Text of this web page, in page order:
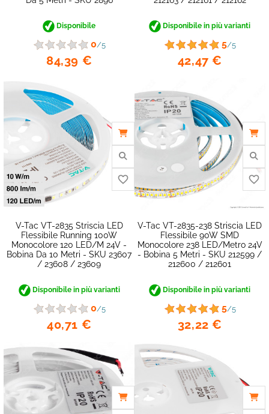
Disponibile
0/5
84,39 €
Disponibile in più varianti
5/5
42,47 €
V-Tac VT-2835 Striscia LED
Flessibile Running 100W
Monocolore 120 LED/m 24V -
Bobina Da 10 Metri - SKU 23607
/ 23608 / 23609
Disponibile in più varianti
0/5
40,71 €
favorite_border
V-Tac VT-2835-238 Striscia LED
Flessibile 90W SMD
Monocolore 238 LED/metro 24V
- Bobina 5 Metri - SKU 212599 /
212600 / 212601
Disponibile in più varianti
5/5
32,22 €